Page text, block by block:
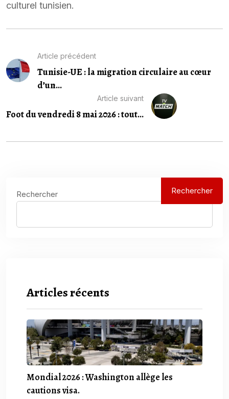
culturel tunisien.
Article précédent
Tunisie-UE : la migration circulaire au cœur
d’un...
Article suivant
Foot du vendredi 8 mai 2026 : tout...
Rechercher Rechercher
Articles récents
Mondial 2026 : Washington allège les
cautions visa.